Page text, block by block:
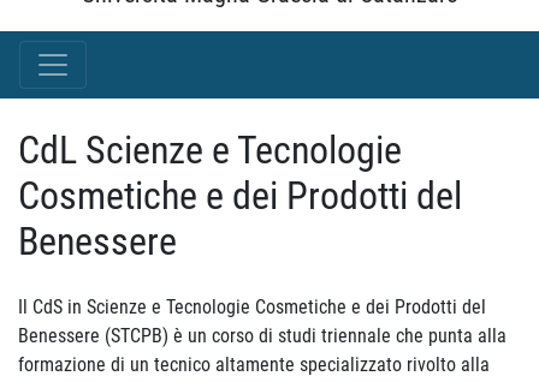
CdL Scienze e Tecnologie
Cosmetiche e dei Prodotti del
Benessere
Il CdS in Scienze e Tecnologie Cosmetiche e dei Prodotti del
Benessere (STCPB) è un corso di studi triennale che punta alla
formazione di un tecnico altamente specializzato rivolto alla